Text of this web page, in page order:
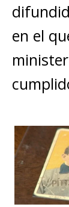
A
p
p
b
o
o
k
p
ar
ti
r
en el